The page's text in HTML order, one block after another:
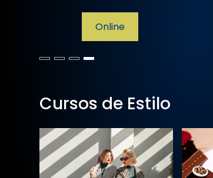
Online
Cursos de Estilo